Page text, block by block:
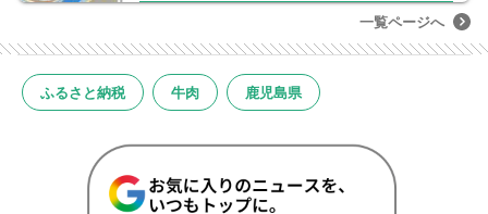
一覧ページへ
ふるさと納税 牛肉 鹿児島県